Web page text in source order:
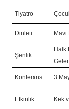
Tiyatro
Dinleti Mavi
Şenlik
Halk
Konferans 3
Etkinlik Kek